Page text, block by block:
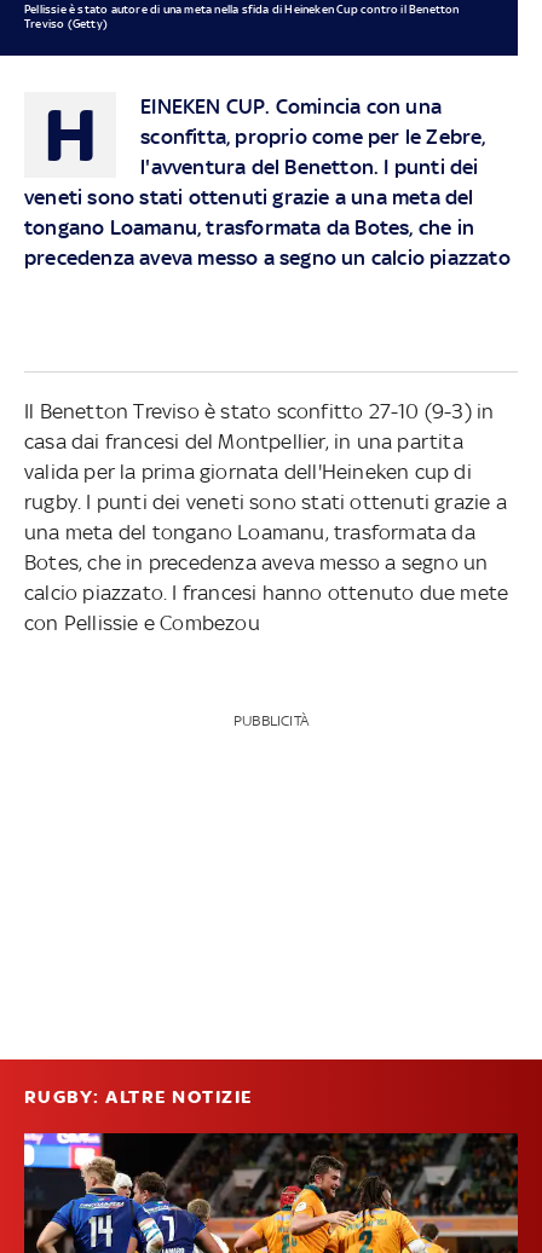
Pellissie è stato autore di una meta nella sfida di Heineken Cup contro il Benetton
Treviso (Getty)
H EINEKEN CUP. Comincia con una
sconfitta, proprio come per le Zebre,
l'avventura del Benetton. I punti dei
veneti sono stati ottenuti grazie a una meta del
tongano Loamanu, trasformata da Botes, che in
precedenza aveva messo a segno un calcio piazzato
Il Benetton Treviso è stato sconfitto 27-10 (9-3) in
casa dai francesi del Montpellier, in una partita
valida per la prima giornata dell'Heineken cup di
rugby. I punti dei veneti sono stati ottenuti grazie a
una meta del tongano Loamanu, trasformata da
Botes, che in precedenza aveva messo a segno un
calcio piazzato. I francesi hanno ottenuto due mete
con Pellissie e Combezou
PUBBLICITÀ
RUGBY: ALTRE NOTIZIE